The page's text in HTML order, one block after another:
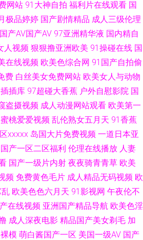
频 www91操 福利第一导航视频 久草最新地址
观 欧美韩爆操逼 日韩乱轮网站 91传媒综合网
久AV 免费网址91 欧洲色三级 美女被草网站 探
产超碰在线永久 九九热这里只有精 欧州包情
文字幕11页 白丝唐伯虎 国产视频九区 精品韩
AV在线播放 国产91在线不卡 另类欧美综合 天
在线 极品色五月天 日韩国产久久 亚洲色窝窝
内av超碰 黄色香蕉视频网站 91网在线看 五月
网站 91大神自拍 福利片在线观看 国
极品婷婷 国产剧情精品 成人三级伦理
国产AV国产AV 97亚洲精华液 国内精自
人视频 狠狠撸亚洲欧美 91操碰在线 国
在线视频 欧美色综合网 91国产自拍偷
费 白丝美女免费网站 欧美女人与动物
插库 97超碰大香蕉 户外自慰影院 国
盗摄视频 成人动漫网站观看 欧美第一
蜜桃爱爱视频 乱伦熟女五月天 91香蕉
xxxxx 岛国大片免费视频 一道日本亚
国产一区二区福利 伦理在线播放 人妻
国产一级片内射 夜夜骑青青草 欧美
频 免费黄色毛片 成人精品无码视频 欧
欧美色色六月天 91影视网 午夜伦不
在线视频 亚洲国产精品导航 欧美色淫
成人深夜电影 精品国产美女剃毛 加
模 萌白酱国产一区 美国一级AV 国产